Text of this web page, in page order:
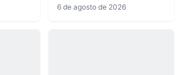
6 de agosto de 2026